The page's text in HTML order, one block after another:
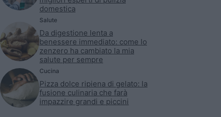
domestica
Salute
Da digestione lenta a
benessere immediato: come lo
zenzero ha cambiato la mia
salute per sempre
Cucina
Pizza dolce ripiena di gelato: la
fusione culinaria che farà
impazzire grandi e piccini